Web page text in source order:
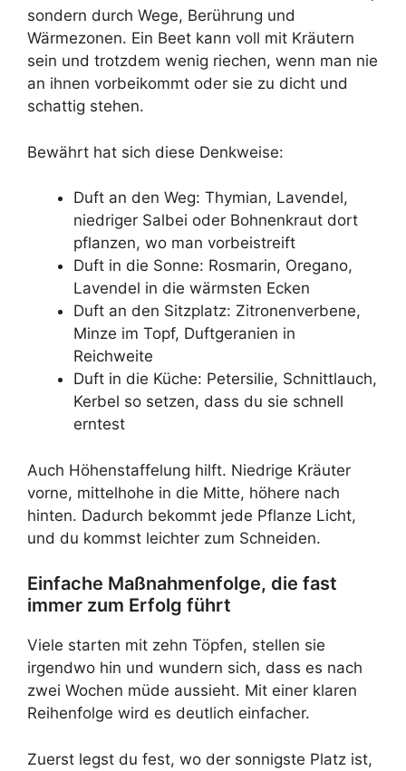
sondern durch Wege, Berührung und
Wärmezonen. Ein Beet kann voll mit Kräutern
sein und trotzdem wenig riechen, wenn man nie
an ihnen vorbeikommt oder sie zu dicht und
schattig stehen.
Bewährt hat sich diese Denkweise:
Duft an den Weg: Thymian, Lavendel,
niedriger Salbei oder Bohnenkraut dort
pflanzen, wo man vorbeistreift
Duft in die Sonne: Rosmarin, Oregano,
Lavendel in die wärmsten Ecken
Duft an den Sitzplatz: Zitronenverbene,
Minze im Topf, Duftgeranien in
Reichweite
Duft in die Küche: Petersilie, Schnittlauch,
Kerbel so setzen, dass du sie schnell
erntest
Auch Höhenstaffelung hilft. Niedrige Kräuter
vorne, mittelhohe in die Mitte, höhere nach
hinten. Dadurch bekommt jede Pflanze Licht,
und du kommst leichter zum Schneiden.
Einfache Maßnahmenfolge, die fast
immer zum Erfolg führt
Viele starten mit zehn Töpfen, stellen sie
irgendwo hin und wundern sich, dass es nach
zwei Wochen müde aussieht. Mit einer klaren
Reihenfolge wird es deutlich einfacher.
Zuerst legst du fest, wo der sonnigste Platz ist,